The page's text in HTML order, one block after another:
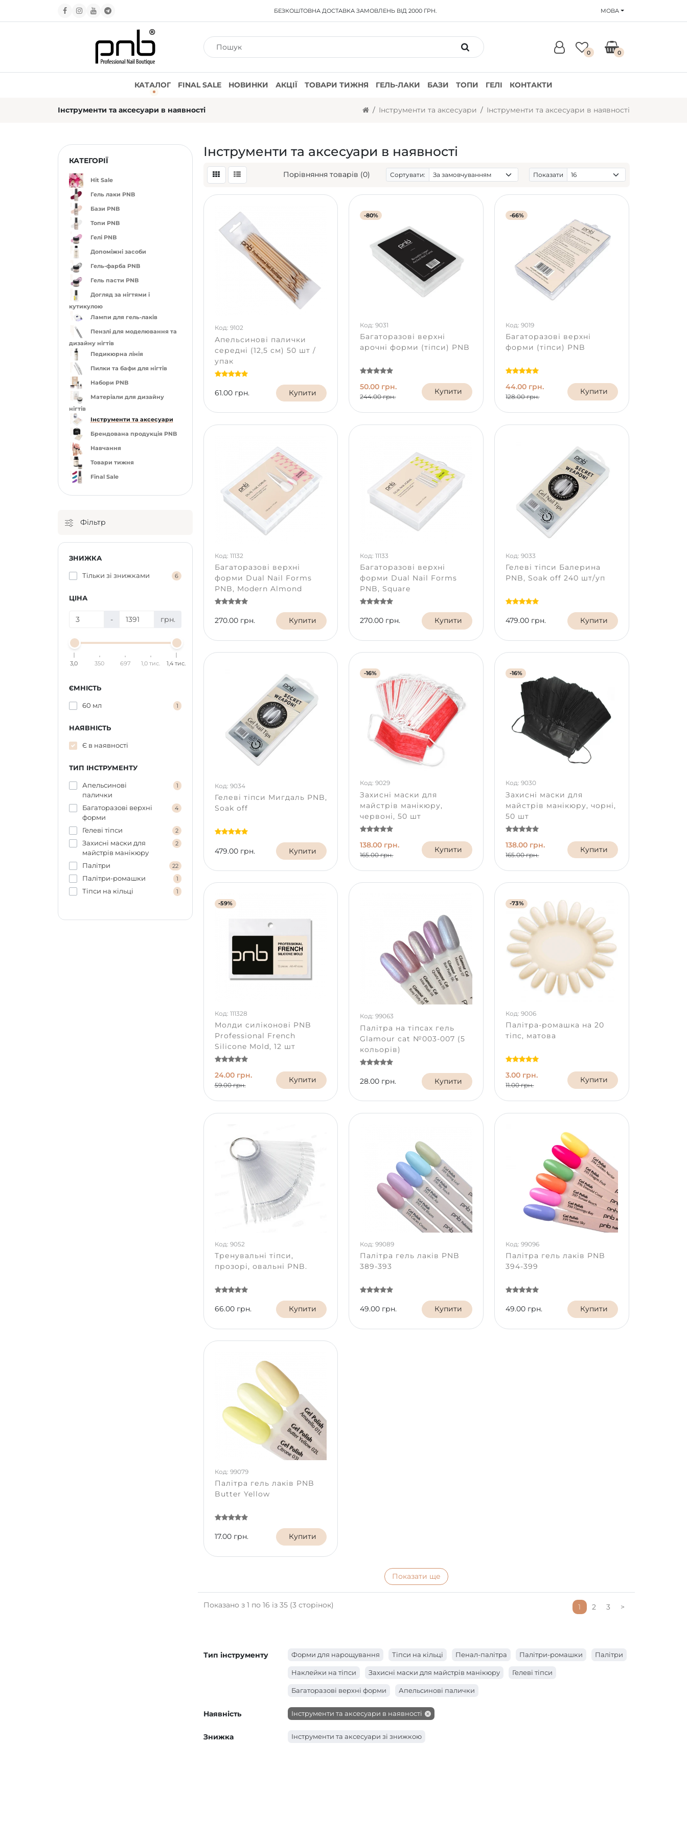
БЕЗКОШТОВНА ДОСТАВКАЗАМОВЛЕНЬ ВІД 2000 ГРН. МОВА
0 0
КАТАЛОГ FINAL SALE НОВИНКИ АКЦІЇ ТОВАРИ ТИЖНЯ ГЕЛЬ-ЛАКИ БАЗИ ТОПИ ГЕЛІ КОНТАКТИ
Інструменти та аксесуари в наявності Інструменти та аксесуари Інструменти та аксесуари в наявності
КАТЕГОРІЇ
Hit Sale
Гель лаки PNB
Бази PNB
Топи PNB
Гелі PNB
Допоміжні засоби
Гель-фарба PNB
Гель пасти PNB
Догляд за нігтями і
кутикулою
Лампи для гель-лаків
Пензлі для моделювання та
дизайну нігтів
Педикюрна лінія
Пилки та бафи для нігтів
Набори PNB
Матеріали для дизайну
нігтів
Інструменти та аксесуари
Брендована продукція PNB
Навчання
Товари тижня
Final Sale
Фільтр
ЗНИЖКА
Тільки зі знижками 6
ЦІНА
- грн.
3,0 350 697 1,0 тис. 1,4 тис.
ЄМНІСТЬ
60 мл 1
НАЯВНІСТЬ
Є в наявності
ТИП ІНСТРУМЕНТУ
Апельсинові
палички
1
Багаторазові верхні
форми
4
Гелеві тіпси 2
Захисні маски для
майстрів манікюру
2
Палітри 22
Палітри-ромашки 1
Тіпси на кільці 1
Інструменти та аксесуари в наявності
Порівняння товарів (0) Сортувати: Показати
Код: 9102
Апельсинові палички
середні (12,5 см) 50 шт /
упак
61.00 грн. Купити
-80%
Код: 9031
Багаторазові верхні
арочні форми (тіпси) PNB
50.00 грн.
244.00 грн.
Купити
-66%
Код: 9019
Багаторазові верхні
форми (тіпси) PNB
44.00 грн.
128.00 грн.
Купити
Код: 11132
Багаторазові верхні
форми Dual Nail Forms
PNB, Modern Almond
270.00 грн. Купити
Код: 11133
Багаторазові верхні
форми Dual Nail Forms
PNB, Square
270.00 грн. Купити
Код: 9033
Гелеві тіпси Балерина
PNB, Soak off 240 шт/уп
479.00 грн. Купити
Код: 9034
Гелеві тіпси Мигдаль PNB,
Soak off
479.00 грн. Купити
-16%
Код: 9029
Захисні маски для
майстрів манікюру,
червоні, 50 шт
138.00 грн.
165.00 грн.
Купити
-16%
Код: 9030
Захисні маски для
майстрів манікюру, чорні,
50 шт
138.00 грн.
165.00 грн.
Купити
-59%
Код: 111328
Молди силіконові PNB
Professional French
Silicone Mold, 12 шт
24.00 грн.
59.00 грн.
Купити
Код: 99063
Палітра на тіпсах гель
Glamour cat №003-007 (5
кольорів)
28.00 грн. Купити
-73%
Код: 9006
Палітра-ромашка на 20
тіпс, матова
3.00 грн.
11.00 грн.
Купити
Код: 9052
Тренувальні тіпси,
прозорі, овальні PNB.
66.00 грн. Купити
Код: 99089
Палітра гель лаків PNB
389-393
49.00 грн. Купити
Код: 99096
Палітра гель лаків PNB
394-399
49.00 грн. Купити
Код: 99079
Палітра гель лаків PNB
Butter Yellow
17.00 грн. Купити
Показати ще
Показано з 1 по 16 із 35 (3 сторінок) 1 2 3 >
Тип інструменту Форми для нарощування Тіпси на кільці Пенал-палітра Палітри-ромашки Палітри
Наклейки на тіпси Захисні маски для майстрів манікюру Гелеві тіпси
Багаторазові верхні форми Апельсинові палички
Наявність Інструменти та аксесуари в наявності
Знижка Інструменти та аксесуари зі знижкою